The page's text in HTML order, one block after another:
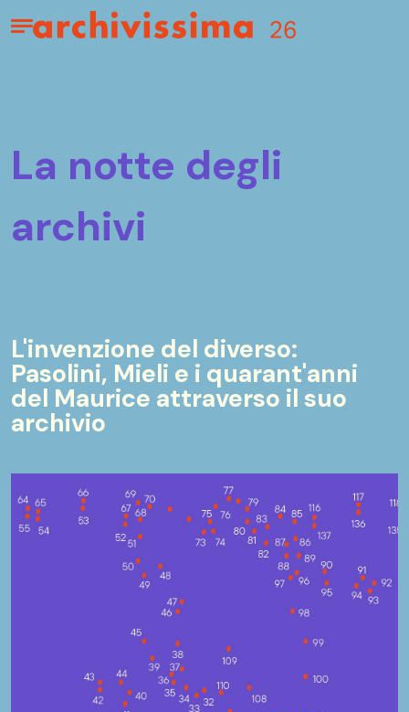
Home page
Apri il menu
la notte degli
archivi
L'invenzione del diverso:
Pasolini, Mieli e i quarant'anni
del Maurice attraverso il suo
archivio